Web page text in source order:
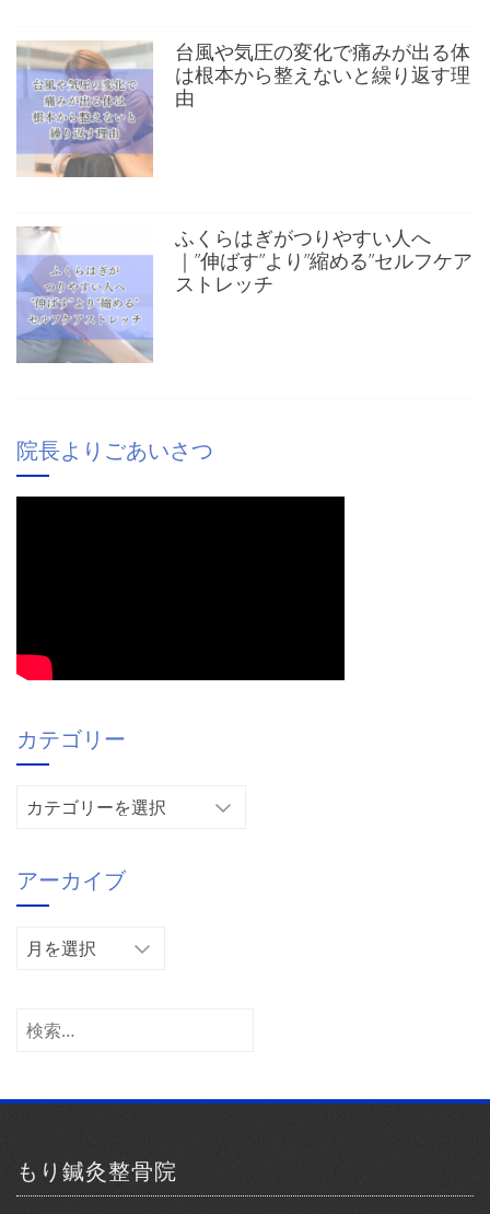
台風や気圧の変化で痛みが出る体
は根本から整えないと繰り返す理
由
ふくらはぎがつりやすい人へ
｜”伸ばす”より”縮める”セルフケア
ストレッチ
院長よりごあいさつ
カテゴリー
リ
ー
アーカイブ
ア
イ
検
もり鍼灸整骨院